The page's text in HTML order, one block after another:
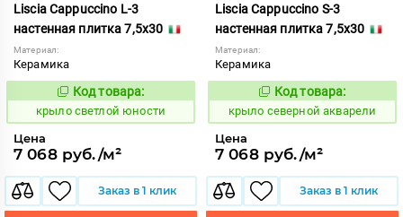
Liscia Cappuccino L-3
настенная плитка 7,5x30
Материал:
Керамика
838623
Код товара:
крыло светлой юности
Цена
7 068 руб./м²
Заказ в 1 клик
Liscia Cappuccino S-3
настенная плитка 7,5x30
Материал:
Керамика
838625
Код товара:
крыло северной акварели
Цена
7 068 руб./м²
Заказ в 1 клик